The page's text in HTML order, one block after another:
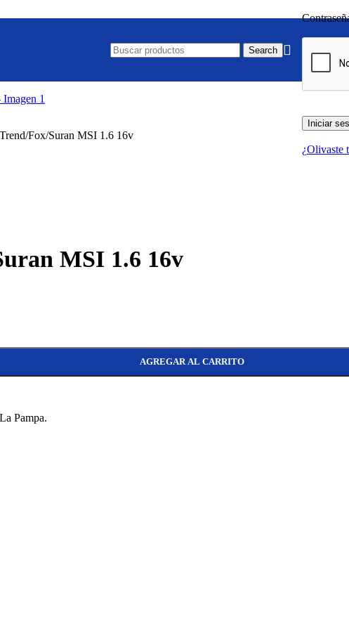
Search
Iniciar
¿Olivaste
Fox/Suran MSI 1.6 16v
MSI 1.6 16v
AGREGAR AL CARRITO
Pampa.